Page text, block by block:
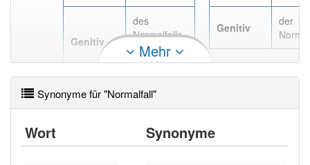
Genitiv
des
Normalfalls ,
des
Normalfalles
Genitiv
der
Mehr
Synonyme für "Normalfall"
Wort Synonyme